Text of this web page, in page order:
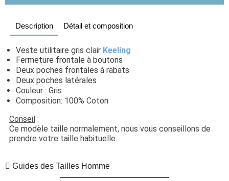
Description Détail et composition
Veste utilitaire gris clair Keeling
Fermeture frontale à boutons
Deux poches frontales à rabats
Deux poches latérales
Couleur : Gris
Composition: 100% Coton
Conseil :
Ce modèle taille normalement, nous vous conseillons de
prendre votre taille habituelle.
Guides des Tailles Homme